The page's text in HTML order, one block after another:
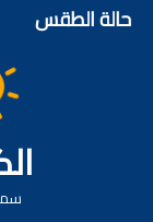
حالة الطقس